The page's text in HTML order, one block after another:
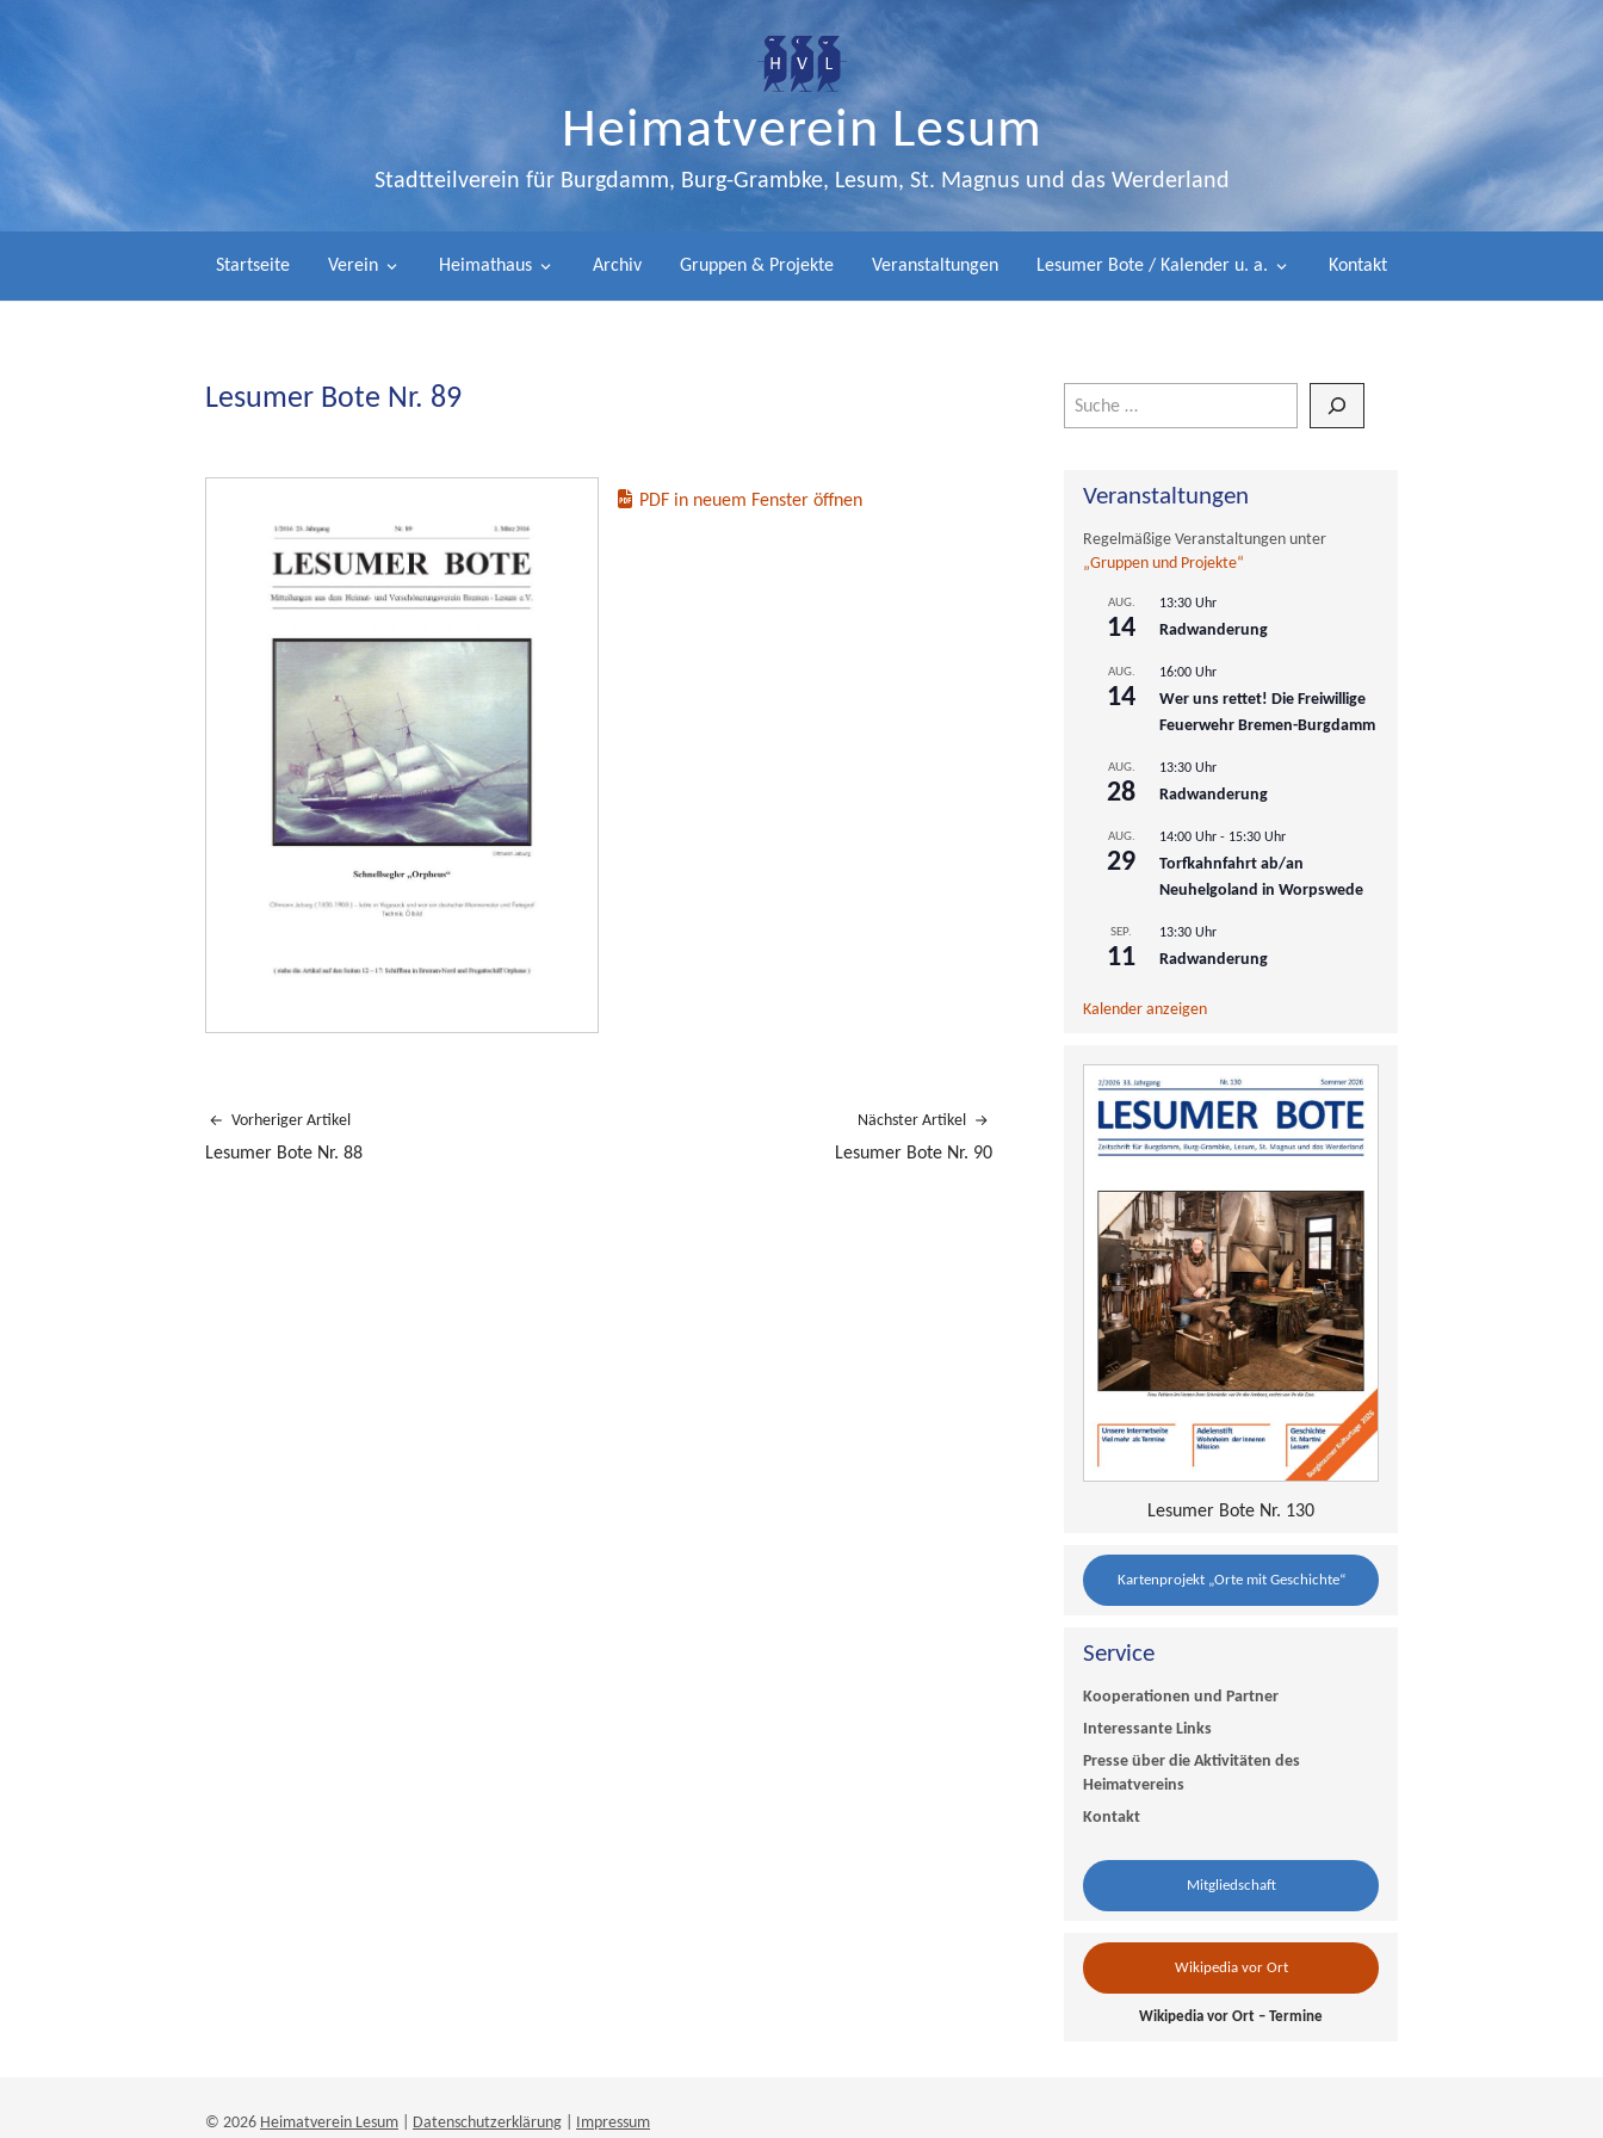
Heimatverein Lesum
Stadtteilverein für Burgdamm, Burg-Grambke, Lesum, St. Magnus und das Werderland
Startseite Verein Heimathaus Archiv Gruppen & Projekte Veranstaltungen Lesumer Bote / Kalender u. a. Kontakt
Lesumer Bote Nr. 89
PDF in neuem Fenster öffnen
Vorheriger Artikel
Lesumer Bote Nr. 88
Nächster Artikel
Lesumer Bote Nr. 90
Veranstaltungen
Regelmäßige Veranstaltungen unter
„Gruppen und Projekte“
AUG.
14
13:30 Uhr
Radwanderung
AUG.
14
16:00 Uhr
Wer uns rettet! Die Freiwillige
Feuerwehr Bremen-Burgdamm
AUG.
28
13:30 Uhr
Radwanderung
AUG.
29
14:00 Uhr - 15:30 Uhr
Torfkahnfahrt ab/an
Neuhelgoland in Worpswede
SEP.
11
13:30 Uhr
Radwanderung
Kalender anzeigen
Lesumer Bote Nr. 130
Kartenprojekt „Orte mit Geschichte“
Service
Kooperationen und Partner
Interessante Links
Presse über die Aktivitäten des
Heimatvereins
Kontakt
Mitgliedschaft
Wikipedia vor Ort
Wikipedia vor Ort – Termine
© 2026 Heimatverein Lesum Datenschutzerklärung Impressum